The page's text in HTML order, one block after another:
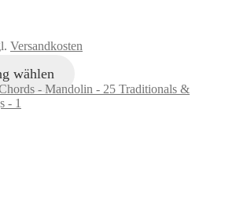
Versandkosten
wählen